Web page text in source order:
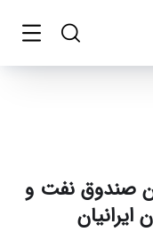
صندوق نفت و
ایرانیان